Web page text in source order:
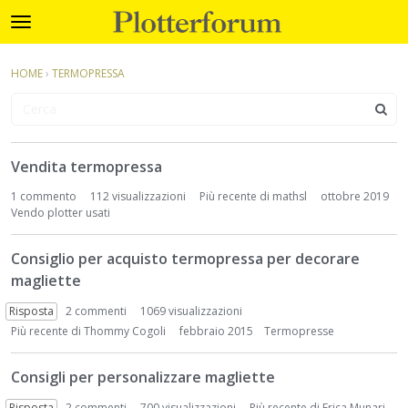
t
o
g
m
e
u
Plotterforum
Discussioni
Attività
Accedi · Registrati
HOME› TERMOPRESSA
i
s
c
u
s
s
i
o
n
L
i
Vendita termopressa
1 commento 112 visualizzazioni Più recente di mathsl
ottobre 2019
Vendo plotter usati
Consiglio per acquisto termopressa per decorare
magliette
Risposta 2 commenti
1069 visualizzazioni
Più recente di Thommy Cogoli febbraio 2015 Termopresse
Consigli per personalizzare magliette